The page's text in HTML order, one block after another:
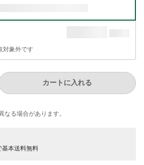
対象外です
カートに入れる
る​場合が​あります。
基本送料無料